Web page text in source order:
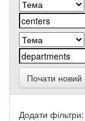
Почати
Додати фільтри: